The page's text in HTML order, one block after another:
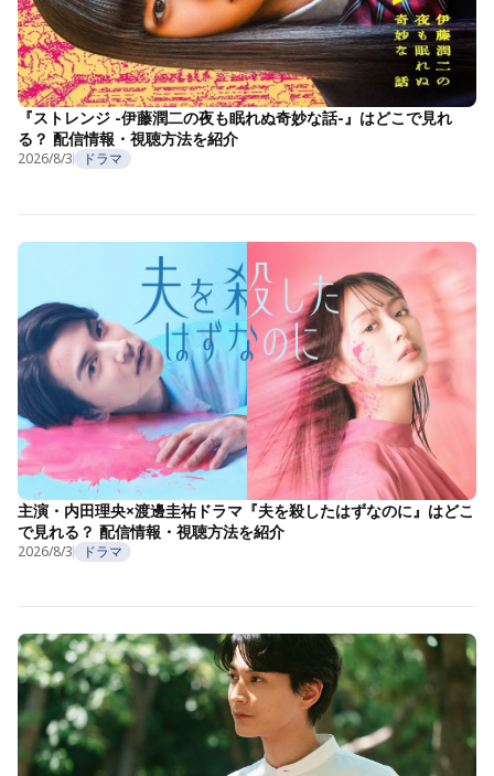
『ストレンジ -伊藤潤二の夜も眠れぬ奇妙な話-』はどこで見れ
る？ 配信情報・視聴方法を紹介
2026/8/3 ドラマ
主演・内田理央×渡邊圭祐ドラマ『夫を殺したはずなのに』はどこ
で見れる？ 配信情報・視聴方法を紹介
2026/8/3 ドラマ